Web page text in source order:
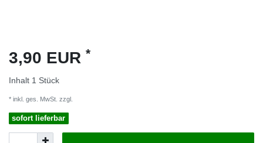
3,90 EUR *
Inhalt 1 Stück
* inkl. ges. MwSt. zzgl.
sofort lieferbar